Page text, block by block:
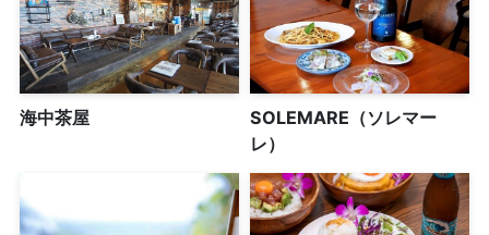
海中茶屋
SOLEMARE（ソレマー
レ）